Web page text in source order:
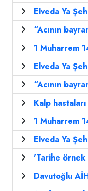
Elveda Ya
“Acının
1 Muharrem
Elveda Ya
“Acının
Kalp
1 Muharrem
Elveda Ya
'Tarihe örnek
Davutoğlu